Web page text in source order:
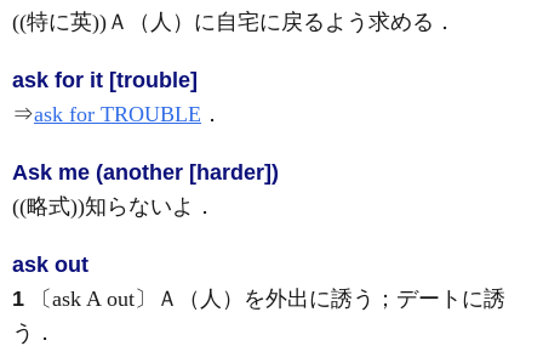
((特に英))Ａ（人）に自宅に戻るよう求める ．
ask for it [trouble]
⇒ask for TROUBLE ．
Ask me (another [harder])
((略式))知らないよ ．
ask out
1 〔ask A out〕Ａ（人）を外出に誘う；デートに誘
う ．